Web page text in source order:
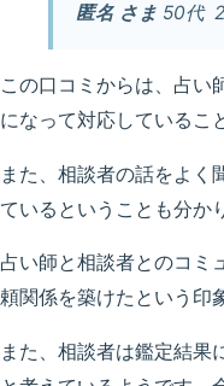
匿名 さま 50代
この口コミからは、占い
になって対応しているこ
また、相談者の話をよく
ているということも分か
占い師と相談者とのコミ
頼関係を築けたという印
また、相談者は鑑定結果